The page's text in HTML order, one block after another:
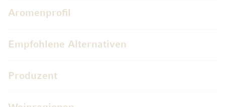
Aromenprofil
Empfohlene Alternativen
Produzent